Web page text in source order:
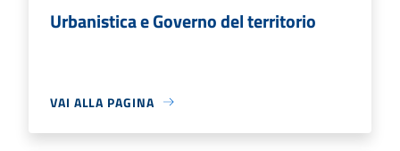
Urbanistica e Governo del territorio
VAI ALLA PAGINA